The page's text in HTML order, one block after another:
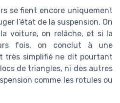
se fient encore uniquement
l’état de la suspension. On
voiture, on relâche, et si la
fois, on conclut à une
très simplifié ne dit pourtant
de triangles, ni des autres
comme les rotules ou